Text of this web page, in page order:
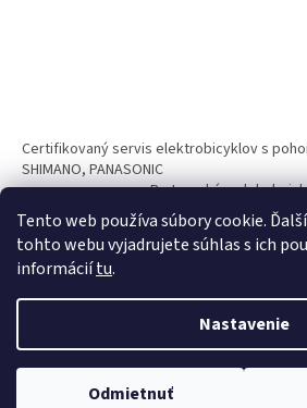
Tento web používa súbory cookie.
tohto webu vyjadrujete súhlas s ich
informáciítu.
Nastavenie
Odmietnuť
Certifikovaný servis elektrobicyklov s
SHIMANO, PANASONIC
Partnerský web
Vytvoril Shoptet
Copyright 2026BICYKLE SPAIZ shop .